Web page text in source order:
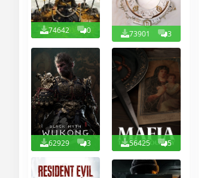
74642 0 73901 3
62929 3 56425 5